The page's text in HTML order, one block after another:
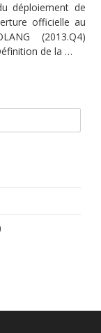
déploiement de
officielle au
(2013.Q4)
de la …